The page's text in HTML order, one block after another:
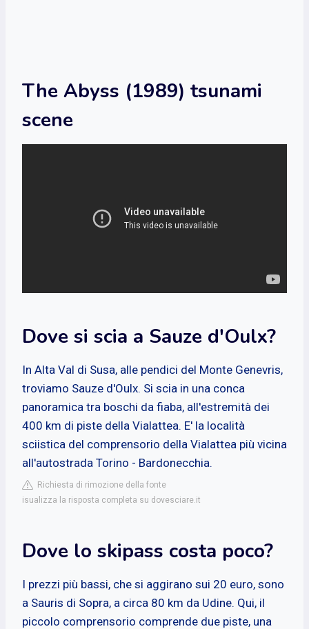
The Abyss (1989) tsunami
scene
Dove si scia a Sauze d'Oulx?
In Alta Val di Susa, alle pendici del Monte Genevris,
troviamo Sauze d'Oulx. Si scia in una conca
panoramica tra boschi da fiaba, all'estremità dei
400 km di piste della Vialattea. E' la località
sciistica del comprensorio della Vialattea più vicina
all'autostrada Torino - Bardonecchia.
Richiesta di rimozione della fonte
isualizza la risposta completa su dovesciare.it
Dove lo skipass costa poco?
I prezzi più bassi, che si aggirano sui 20 euro, sono
a Sauris di Sopra, a circa 80 km da Udine. Qui, il
piccolo comprensorio comprende due piste, una